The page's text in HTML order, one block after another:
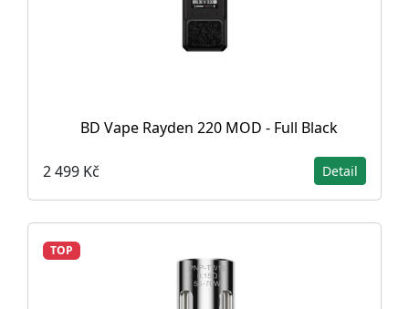
BD Vape Rayden 220 MOD - Full Black
2 499 Kč Detail
TOP